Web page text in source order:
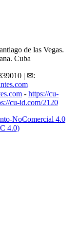
de las Vegas.
Cuba
| ✉:
- https://cu-
cu-id.com/2120
NoComercial 4.0
4.0)